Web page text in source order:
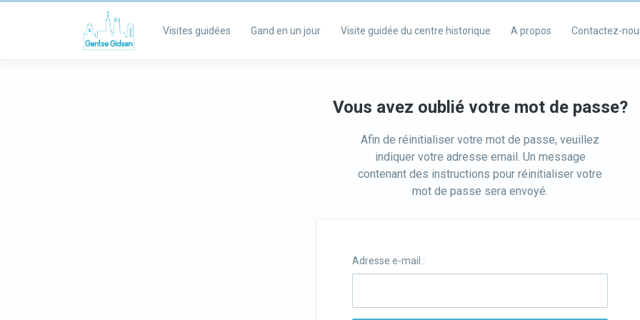
Visites guidées Gand en un jour Visite guidée du centre historique A propos Contactez-
Vous avez oublié votre mot de passe?
Afin de réinitialiser votre mot de passe, veuillez
indiquer votre adresse email. Un message
contenant des instructions pour réinitialiser votre
mot de passe sera envoyé.
Adresse e-mail :